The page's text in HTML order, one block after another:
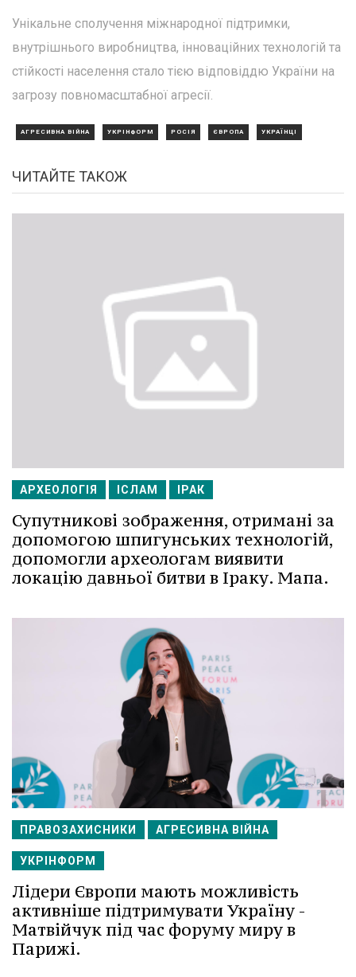
Унікальне сполучення міжнародної підтримки,
внутрішнього виробництва, інноваційних технологій та
стійкості населення стало тією відповіддю України на
загрозу повномасштабної агресії.
АГРЕСИВНА ВІЙНА УКРІНФОРМ РОСІЯ ЄВРОПА УКРАЇНЦІ
ЧИТАЙТЕ ТАКОЖ
АРХЕОЛОГІЯ ІСЛАМ ІРАК
Супутникові зображення, отримані за
допомогою шпигунських технологій,
допомогли археологам виявити
локацію давньої битви в Іраку. Мапа.
ПРАВОЗАХИСНИКИ АГРЕСИВНА ВІЙНА
УКРІНФОРМ
Лідери Європи мають можливість
активніше підтримувати Україну -
Матвійчук під час форуму миру в
Парижі.